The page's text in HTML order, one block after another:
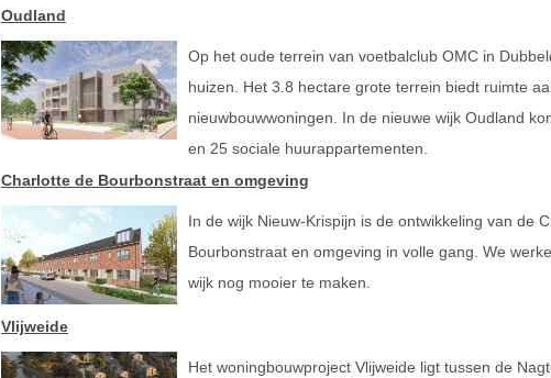
Oudland
Op het oude terrein van voetbalclub OMC in
huizen. Het 3.8 hectare grote terrein biedt ruimte
nieuwbouwwoningen. In de nieuwe wijk Oudland
en 25 sociale huurappartementen.
Charlotte de Bourbonstraat en omgeving
In de wijk Nieuw-Krispijn is de ontwikkeling van de
Bourbonstraat en omgeving in volle gang. We
wijk nog mooier te maken.
Vlijweide
Het woningbouwproject Vlijweide ligt tussen de